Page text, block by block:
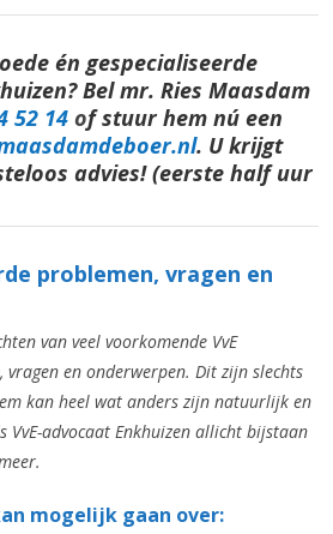
én gespecialiseerde
Bel mr. Ries Maasdam
52 14of stuur hem nú een
. U krijgt
advies! (eerste half uur
problemen, vragen en
van veel voorkomende VvE
vragen en onderwerpen. Dit zijn slechts
kan heel wat anders zijn natuurlijk en
VvE-advocaat Enkhuizen allicht bijstaan
mogelijk gaan over: